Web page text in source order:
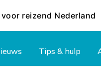
reizend Nederland
Tips & hulp